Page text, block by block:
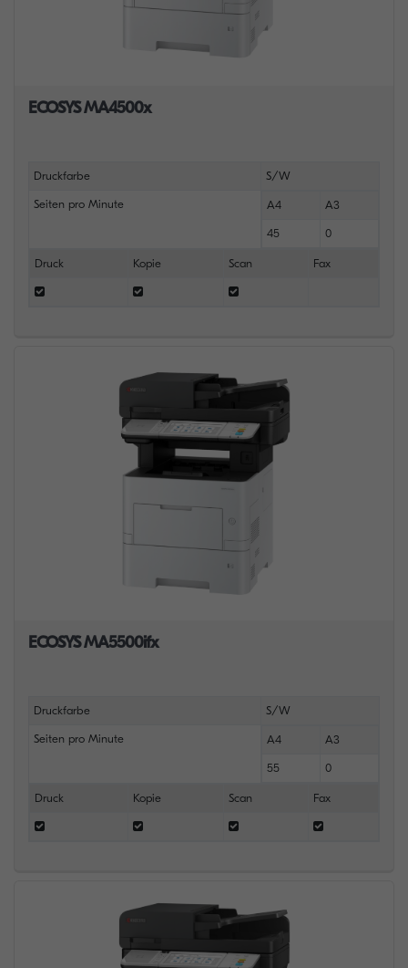
ECOSYS MA4500x
Druckfarbe S/W
Seiten pro Minute A4 A3
45 0
Druck Kopie Scan Fax
ECOSYS MA5500ifx
Druckfarbe S/W
Seiten pro Minute A4 A3
55 0
Druck Kopie Scan Fax